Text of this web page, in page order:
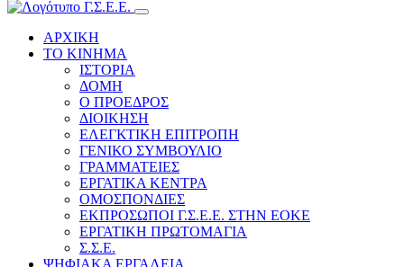
ΑΡΧΙΚΗ
ΤΟ ΚΙΝΗΜΑ
ΙΣΤΟΡΙΑ
ΔΟΜΗ
Ο ΠΡΟΕΔΡΟΣ
ΔΙΟΙΚΗΣΗ
ΕΛΕΓΚΤΙΚΗ ΕΠΙΤΡΟΠΗ
ΓΕΝΙΚΟ ΣΥΜΒΟΥΛΙΟ
ΓΡΑΜΜΑΤΕΙΕΣ
ΕΡΓΑΤΙΚΑ ΚΕΝΤΡΑ
ΟΜΟΣΠΟΝΔΙΕΣ
ΕΚΠΡΟΣΩΠΟΙ Γ.Σ.Ε.Ε. ΣΤΗΝ ΕΟΚΕ
ΕΡΓΑΤΙΚΗ ΠΡΩΤΟΜΑΓΙΑ
Σ.Σ.Ε.